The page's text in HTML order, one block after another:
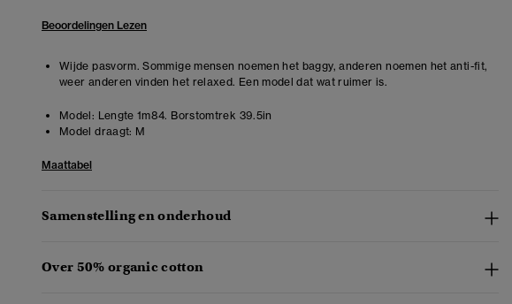
Beoordelingen Lezen
Wijde pasvorm. Sommige mensen noemen het baggy, anderen noemen het anti-fit,
weer anderen vinden het relaxed. Een model dat wat ruimer is.
Model: Lengte 1m84. Borstomtrek 39.5in
Model draagt: M
Maattabel
Samenstelling en onderhoud
Over 50% organic cotton